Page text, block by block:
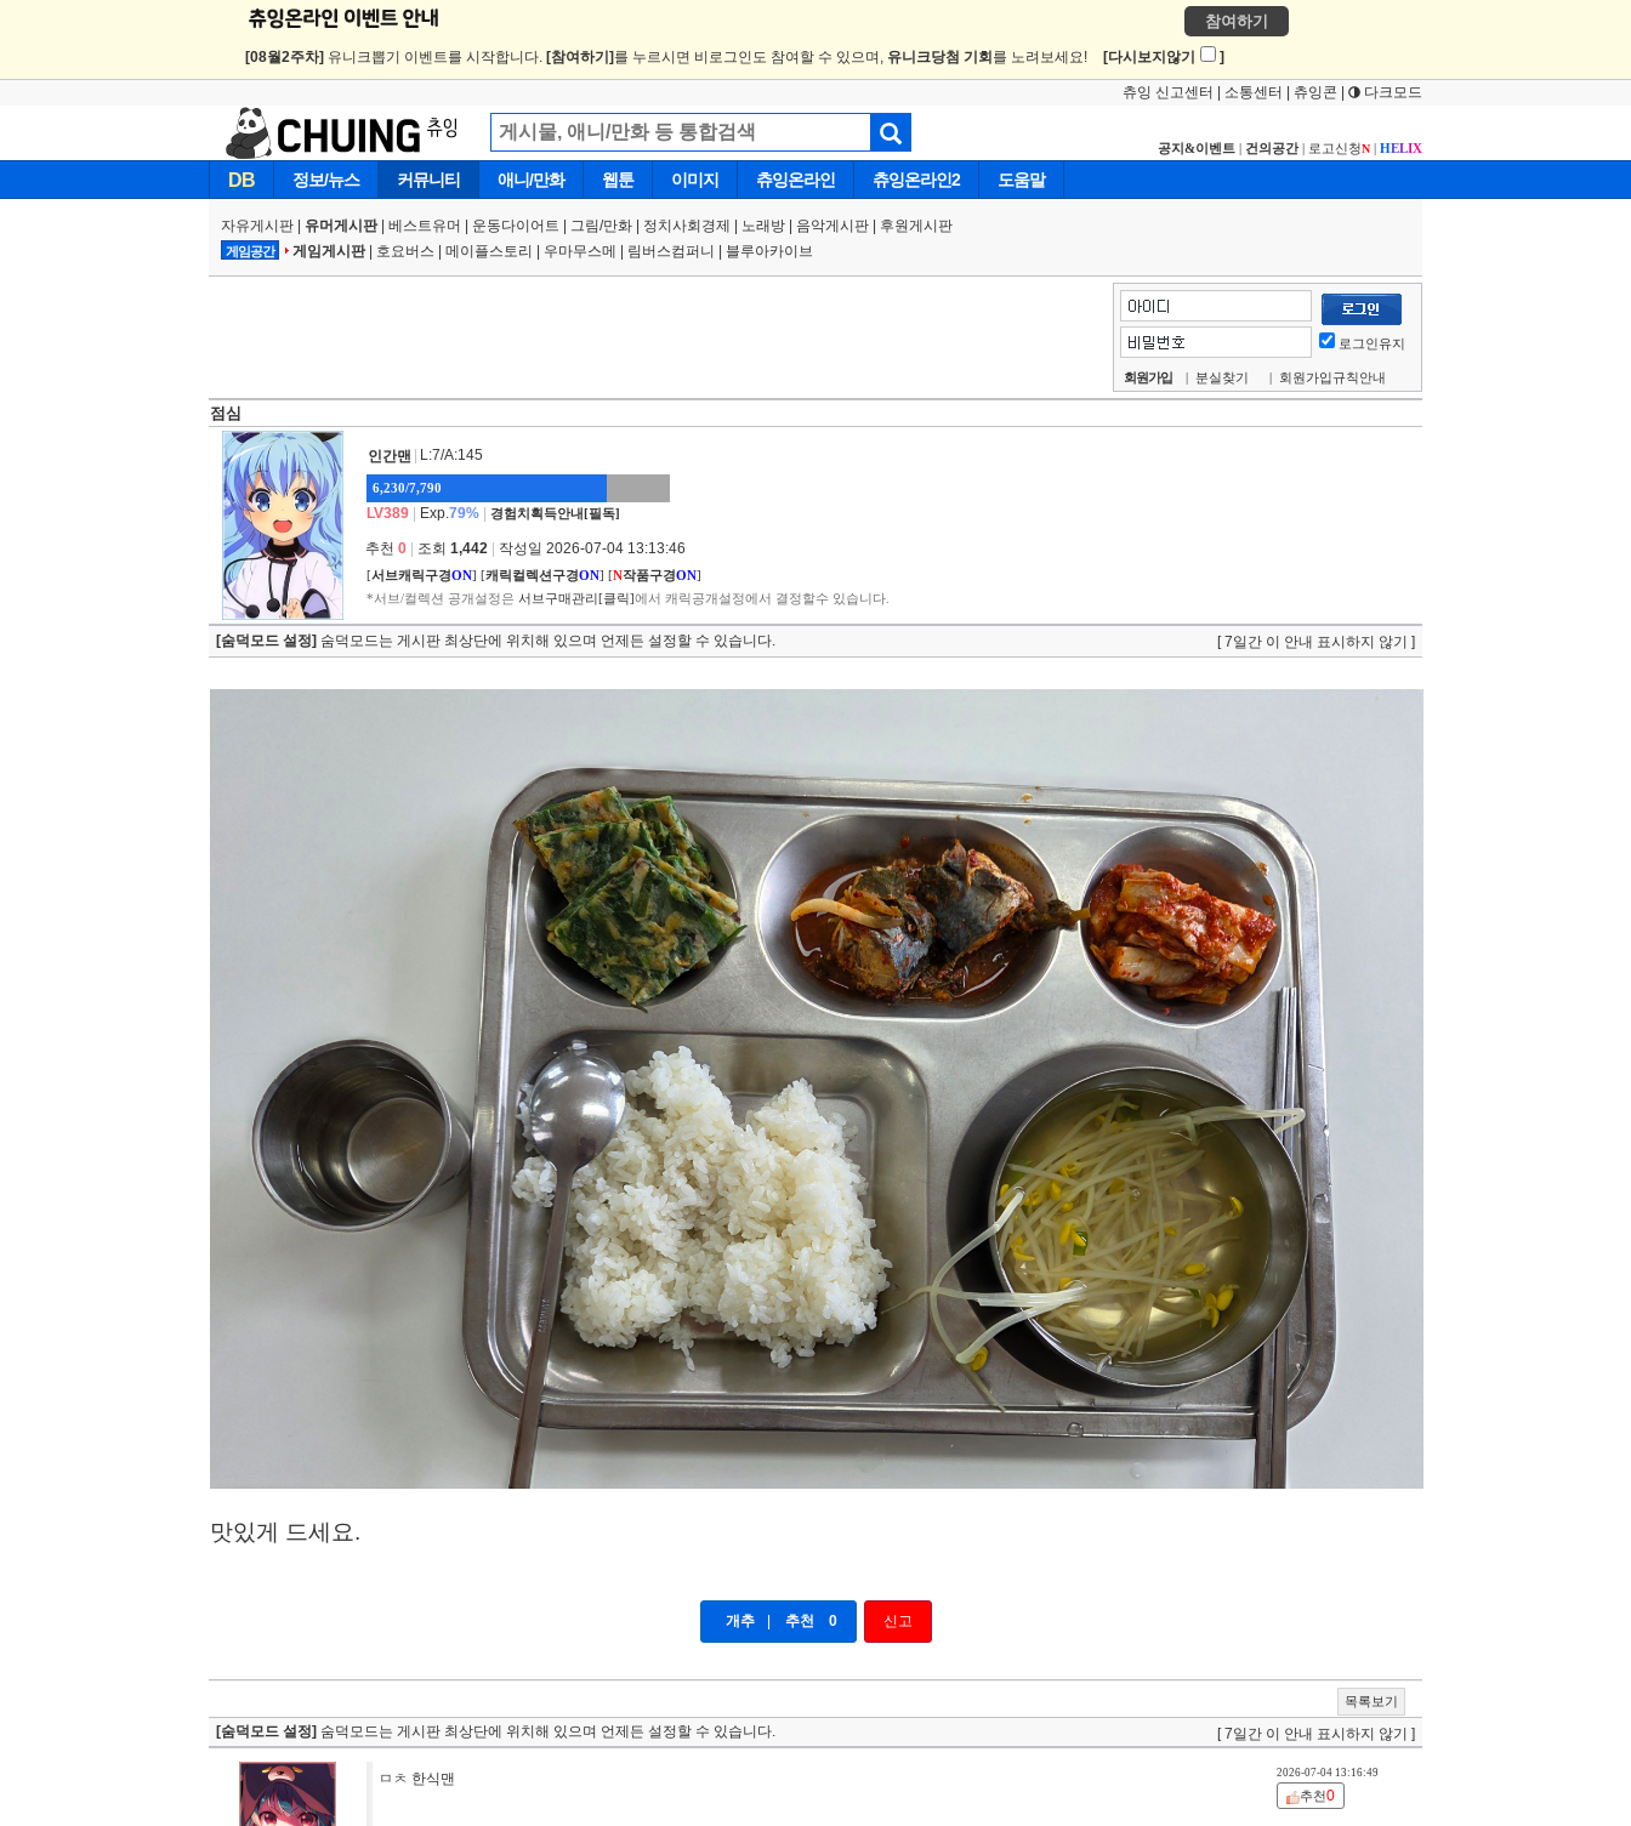
참여하기
[08월2주차] 유니크뽑기 이벤트를 시작합니다. [참여하기] 를 누르시면 비로그인도 참여할 수 있으며, 유니크당첨 기회 를 노려보세요! [다시보지않기 ]
츄잉 신고센터 소통센터 츄잉콘 다크모드
공지&이벤트 | 건의공간| 로고신청N | HELIX
DB 정보/뉴스 커뮤니티 애니/만화 웹툰 이미지 츄잉온라인 츄잉온라인2 도움말
자유게시판 유머게시판| 베스트유머 운동다이어트 | 그림/만화 정치사회경제 노래방 음악게시판 후원게시판
게임공간 게임게시판| 호요버스 메이플스토리 우마무스메 림버스컴퍼니 블루아카이브
로그인유지
회원가입 | 분실찾기 | 회원가입규칙안내
점심
인간맨 L:7/A:145
6,230/7,790
LV389 Exp.79% 경험치획득안내[필독]
추천 0 조회 1,442 작성일 2026-07-04 13:13:46
[서브캐릭구경ON] [캐릭컬렉션구경ON] [N작품구경ON]
*서브/컬렉션 공개설정은 서브구매관리[클릭]에서 캐릭공개설정에서 결정할수 있습니다.
[숨덕모드 설정] 숨덕모드는 게시판 최상단에 위치해 있으며 언제든 설정할 수 있습니다. [ 7일간 이 안내 표시하지 않기 ]
맛있게 드세요.
개추 추천 0 신고
목록보기
[숨덕모드 설정] 숨덕모드는 게시판 최상단에 위치해 있으며 언제든 설정할 수 있습니다. [ 7일간 이 안내 표시하지 않기 ]
ㅁㅊ 한식맨 2026-07-04 13:16:49
추천0